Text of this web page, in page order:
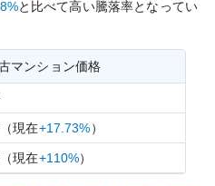
と比べて高い騰落率となってい
マンション価格
（現在+17.73%）
（現在+110%）